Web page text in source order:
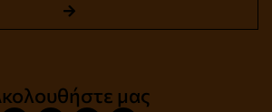
μας